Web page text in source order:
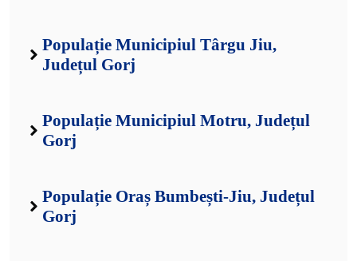
Populație Municipiul Târgu Jiu,
Județul Gorj
Populație Municipiul Motru, Județul
Gorj
Populație Oraș Bumbești-Jiu, Județul
Gorj